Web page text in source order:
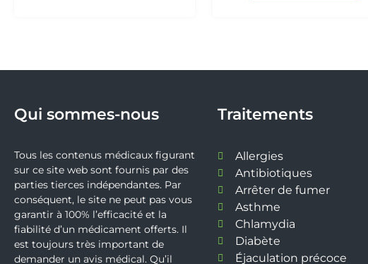
Qui sommes-nous
Tous les contenus médicaux figurant
sur ce site web sont fournis par des
parties tierces indépendantes. Par
conséquent, le site ne peut pas vous
garantir à 100% l’efficacité et la
fiabilité d’un médicament offerts. Il
est toujours très important de
demander un avis médical. Qu’il
Traitements
Allergies
Antibiotiques
Arrêter de fumer
Asthme
Chlamydia
Diabète
Éjaculation précoce